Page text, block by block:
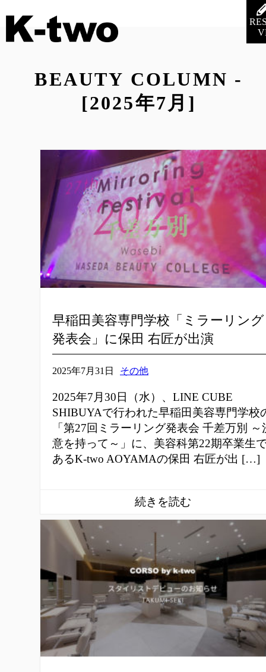
BEAUTY COLUMN -
[2025年7月]
早稲田美容専門学校「ミラーリング
発表会」に保田 右匠が出演
2025年7月31日 その他
2025年7月30日（水）、LINE CUBE
SHIBUYAで行われた早稲田美容専門学校
「第27回ミラーリング発表会 千差万別 ～
意を持って～」に、美容科第22期卒業生
あるK-two AOYAMAの保田 右匠が出 […]